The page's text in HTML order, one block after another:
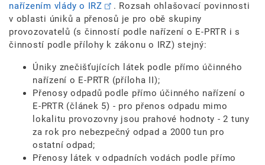
nařízením vlády o IRZ
. Rozsah ohlašovací povinnosti
v oblasti úniků a přenosů je pro obě skupiny
provozovatelů (s činností podle nařízení o E-PRTR i s
činností podle přílohy k zákonu o IRZ) stejný:
Úniky znečišťujících látek podle přímo účinného
nařízení o E-PRTR (příloha II);
Přenosy odpadů podle přímo účinného nařízení o
E-PRTR (článek 5) - pro přenos odpadu mimo
lokalitu provozovny jsou prahové hodnoty - 2 tuny
za rok pro nebezpečný odpad a 2000 tun pro
ostatní odpad;
Přenosy látek v odpadních vodách podle přímo